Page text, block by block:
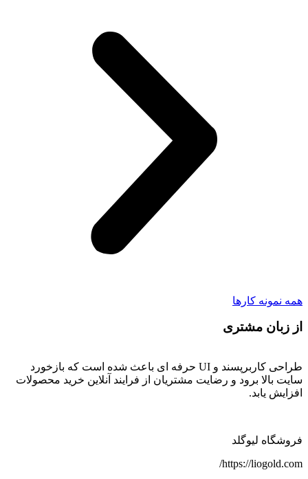
همه نمونه کار‌ها
از زبان مشتری
طراحی کاربرپسند و UI حرفه ای باعث شده است که بازخورد
سایت بالا برود و رضایت مشتریان از فرایند آنلاین خرید محصولات
افزایش یابد.
فروشگاه لیوگلد
https://liogold.com/